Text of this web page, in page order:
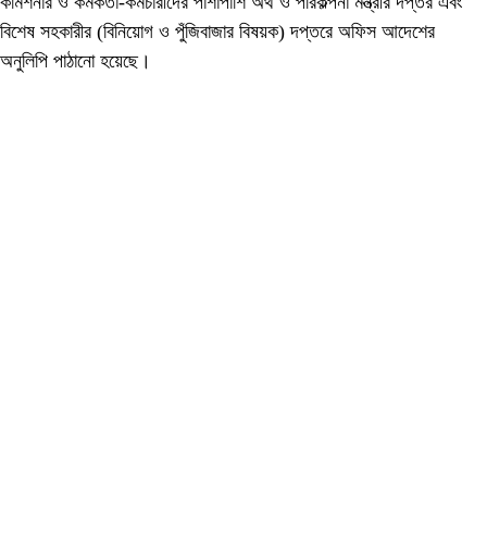
বিশেষ সহকারীর (বিনিয়োগ ও পুঁজিবাজার বিষয়ক) দপ্তরে অফিস আদেশের
অনুলিপি পাঠানো হয়েছে।